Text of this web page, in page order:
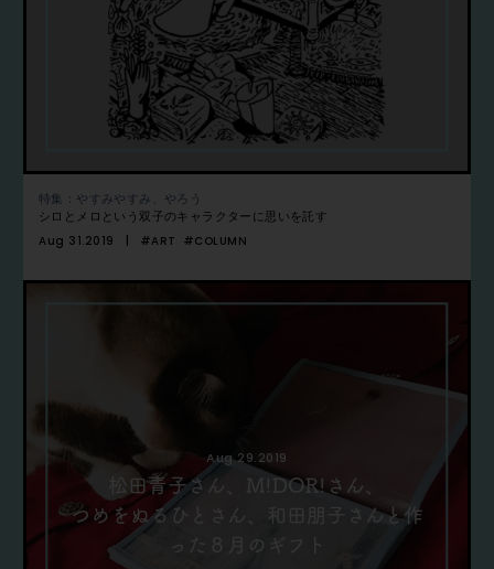
特集：やすみやすみ、やろう
シロとメロという双子のキャラクターに思いを託す
Aug 31.2019
#ART #COLUMN
Aug 29.2019
松田青子さん、M!DOR!さん、
つめをぬるひとさん、和田朋子さんと作
った８月のギフト